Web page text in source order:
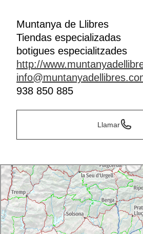
Muntanya de Llibres
Tiendas especializadas
botigues especialitzades
http://
938 850 885
Llamar